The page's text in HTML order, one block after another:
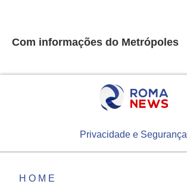
Com informações do Metrópoles
Privacidade e Segurança
HOME